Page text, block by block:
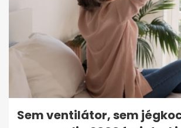
Sem ventilátor, sem